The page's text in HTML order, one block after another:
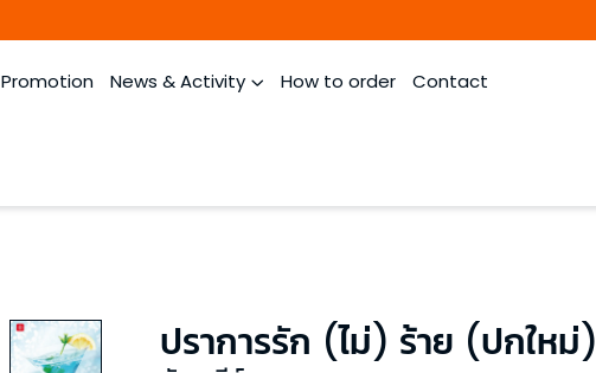
Promotion News & Activity How to order Contact
ปราการรัก (ไม่) ร้าย (ปกใหม่)